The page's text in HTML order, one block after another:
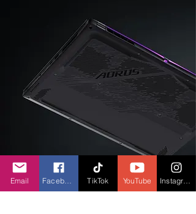
Đế tản nhiệt WINDFORCE Infinity tiên tiến
Email TikTok YouTube